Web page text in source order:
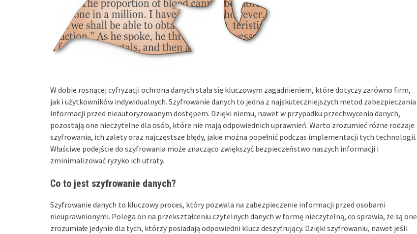
W dobie rosnącej cyfryzacji ochrona danych stała się kluczowym zagadnieniem, które dotyczy zarówno firm,
jak i użytkowników indywidualnych. Szyfrowanie danych to jedna z najskuteczniejszych metod zabezpieczania
informacji przed nieautoryzowanym dostępem. Dzięki niemu, nawet w przypadku przechwycenia danych,
pozostają one nieczytelne dla osób, które nie mają odpowiednich uprawnień. Warto zrozumieć różne rodzaje
szyfrowania, ich zalety oraz najczęstsze błędy, jakie można popełnić podczas implementacji tych technologii.
Właściwe podejście do szyfrowania może znacząco zwiększyć bezpieczeństwo naszych informacji i
zminimalizować ryzyko ich utraty.
Co to jest szyfrowanie danych?
Szyfrowanie danych to kluczowy proces, który pozwala na zabezpieczenie informacji przed osobami
nieuprawnionymi. Polega on na przekształceniu czytelnych danych w formę nieczytelną, co sprawia, że są one
zrozumiałe jedynie dla tych, którzy posiadają odpowiedni klucz deszyfrujący. Dzięki szyfrowaniu, nawet jeśli